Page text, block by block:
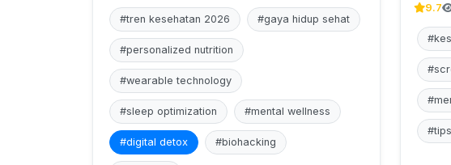
#tren kesehatan 2026 #gaya hidup sehat
#personalized nutrition
#wearable technology
#sleep optimization #mental wellness
#digital detox #biohacking
9.7